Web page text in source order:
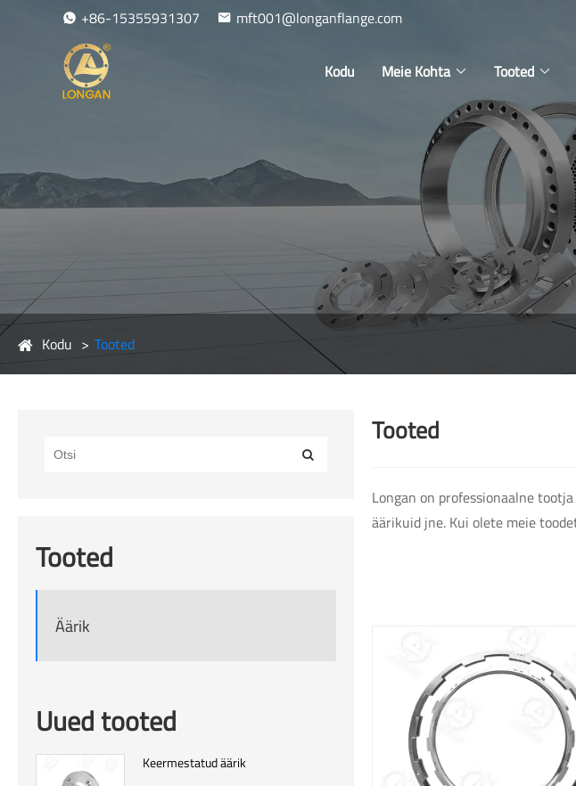
+86-15355931307 mft001@longanflange.com
Kodu Meie Kohta Tooted
Kodu Tooted
Tooted
Äärik
Uued tooted
Keermestatud äärik
Tooted
Longan on professionaalne
äärikuid jne. Kui olete meie